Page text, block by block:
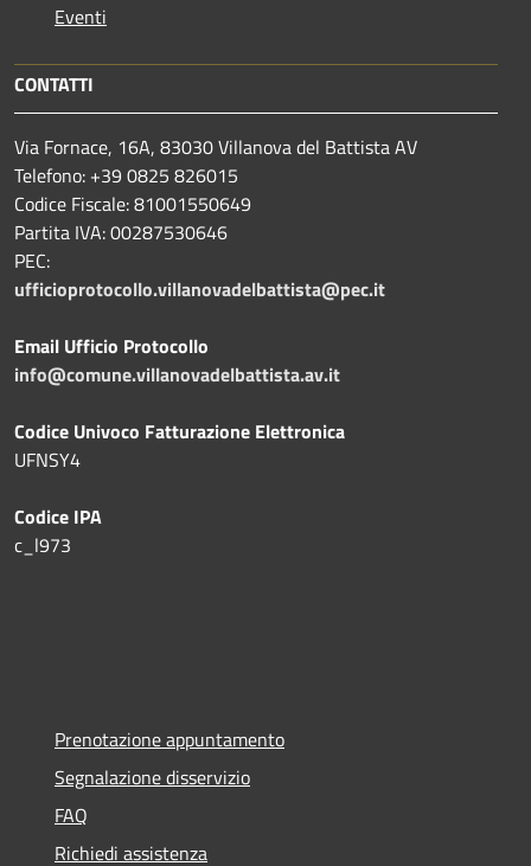
Eventi
CONTATTI
Via Fornace, 16A, 83030 Villanova del Battista AV
Telefono: +39 0825 826015
Codice Fiscale: 81001550649
Partita IVA: 00287530646
PEC:
ufficioprotocollo.villanovadelbattista@pec.it
Email Ufficio Protocollo
info@comune.villanovadelbattista.av.it
Codice Univoco Fatturazione Elettronica
UFNSY4
Codice IPA
c_l973
Prenotazione appuntamento
Segnalazione disservizio
FAQ
Richiedi assistenza